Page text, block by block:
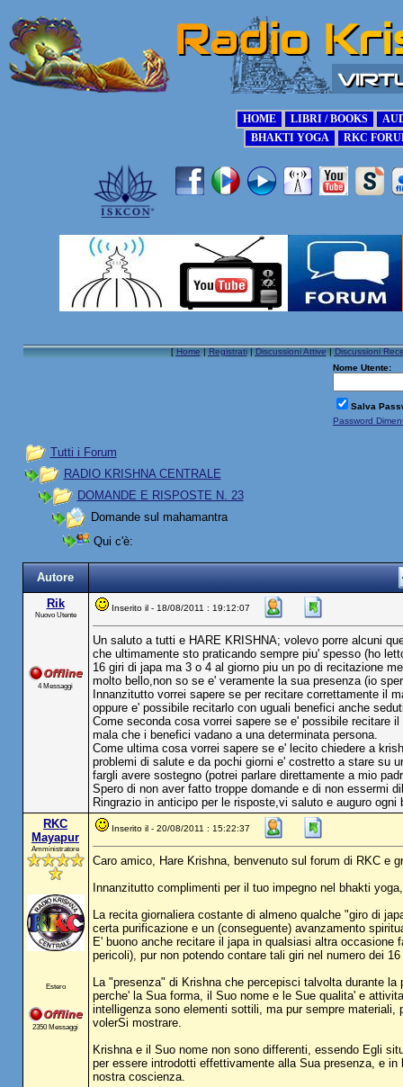
[Home|Registrati|Discussioni Attive|Discussioni
Nome Utente:
Salva
Password
Tutti i Forum
RADIO KRISHNA CENTRALE
DOMANDE E RISPOSTE N. 23
Domande sul mahamantra
Qui c'è:
Autore
Rik
Nuovo Utente
4 Messaggi
Inserito il - 18/08/2011 : 19:12:07
Un saluto a tutti e HARE KRISHNA; volevo porre alcuni
che ultimamente sto praticando sempre piu' spesso (ho
16 giri di japa ma 3 o 4 al giorno piu un po di recitazione
molto bello,non so se e' veramente la sua presenza (io
Innanzitutto vorrei sapere se per recitare correttamente il
oppure e' possibile recitarlo con uguali benefici anche
Come seconda cosa vorrei sapere se e' possibile recitare
mala che i benefici vadano a una determinata persona.
Come ultima cosa vorrei sapere se e' lecito chiedere a
problemi di salute e da pochi giorni e' costretto a stare su
fargli avere sostegno (potrei parlare direttamente a mio
Spero di non aver fatto troppe domande e di non essermi
Ringrazio in anticipo per le risposte,vi saluto e auguro
RKC
Mayapur
Amministratore
Estero
2350 Messaggi
Inserito il - 20/08/2011 : 15:22:37
Caro amico, Hare Krishna, benvenuto sul forum di RKC e
Innanzitutto complimenti per il tuo impegno nel bhakti
La recita giornaliera costante di almeno qualche "giro di
certa purificazione e un (conseguente) avanzamento
E' buono anche recitare il japa in qualsiasi altra occasione
pericoli), pur non potendo contare tali giri nel numero dei
La "presenza" di Krishna che percepisci talvolta durante
perche' la Sua forma, il Suo nome e le Sue qualita' e
intelligenza sono elementi sottili, ma pur sempre
volerSi mostrare.
Krishna e il Suo nome non sono differenti, essendo Egli
per essere introdotti effettivamente alla Sua presenza, e
nostra coscienza.